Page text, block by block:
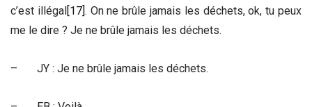
c’est illégal[17]. On ne brûle jamais les déchets, ok, tu peux
me le dire ? Je ne brûle jamais les déchets.
– JY : Je ne brûle jamais les déchets.